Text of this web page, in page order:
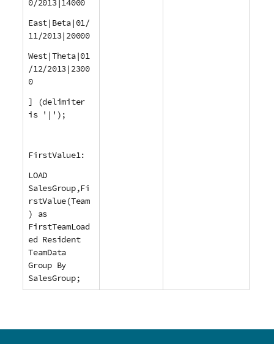
0/2013|14000
East|Beta|01/
11/2013|20000
West|Theta|01
/12/2013|2300
0
] (delimiter
is '|');
FirstValue1:
LOAD
SalesGroup,Fi
rstValue(Team
) as
FirstTeamLoad
ed Resident
TeamData
Group By
SalesGroup;